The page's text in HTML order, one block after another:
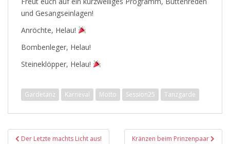
und Gesangseinlagen!
Anröchte, Helau!
Bombenleger, Helau!
Steineklöpper, Helau!
Gardetanz Karneval Motto Session25 Tanzgarde
Beitragsnavigation
Der Letzte machts Licht aus! Kränzen beim Prinzenpaar